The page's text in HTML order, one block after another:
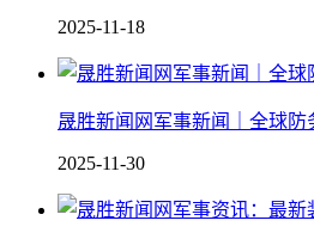
2025-11-18
晟胜新闻网军事新闻｜全球防
2025-11-30